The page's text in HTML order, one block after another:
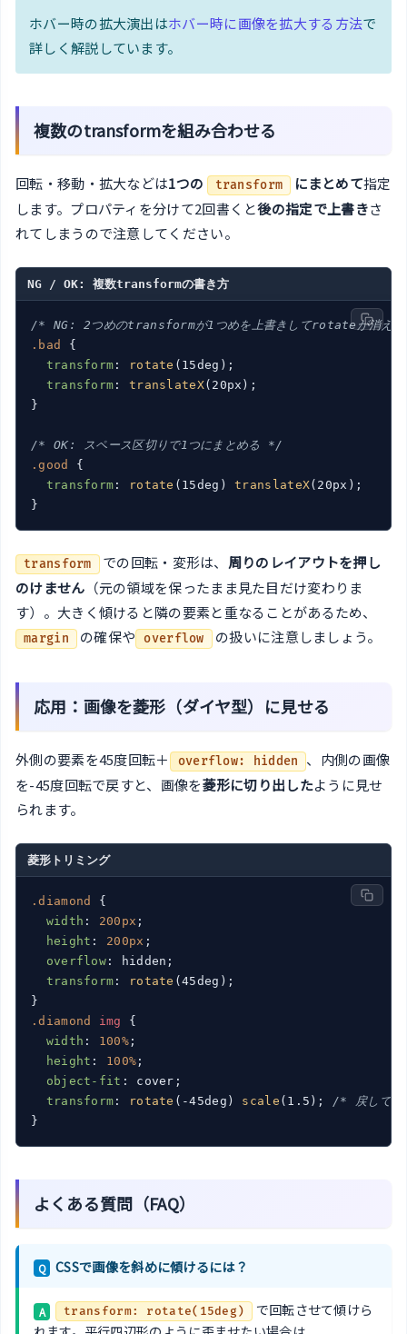
ホバー時の拡大演出はホバー時に画像を拡大する方法で
詳しく解説しています。
複数のtransformを組み合わせる
回転・移動・拡大などは1つの transform にまとめて指定
します。プロパティを分けて2回書くと後の指定で上書きさ
れてしまうので注意してください。
NG / OK: 複数transformの書き方
/* NG: 2つめのtransformが1つめを上書きしてrotateが消え
.bad
{
transform : rotate (15deg);
transform : translateX(20px);
}
/* OK: スペース区切りで1つにまとめる */
.good
{
transform : rotate (15deg) translateX(20px);
transform での回転・変形は、 周りのレイアウトを押し
のけません （元の領域を保ったまま見た目だけ変わりま
す）。大きく傾けると隣の要素と重なることがあるため、
margin の確保や overflow の扱いに注意しましょう。
応用：画像を菱形（ダイヤ型）に見せる
外側の要素を45度回転＋ overflow: hidden
、内側の画像
を-45度回転で戻すと、画像を菱形に切り出したように見せ
られます。
菱形トリミング
.diamond
{
width : 200px ;
height : 200px ;
overflow : hidden;
transform : rotate (45deg);
.diamond
img
{
width : 100%;
height : 100% ;
object-fit : cover;
transform : rotate (-45deg) scale (1.5); /* 戻して隙
よくある質問（FAQ）
Q CSSで画像を斜めに傾けるには？
A transform: rotate(15deg)
で回転させて傾けら